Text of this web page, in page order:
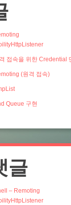
접속을 위한 Credential
(원격 접속)
Queue 구현
글
– Remoting